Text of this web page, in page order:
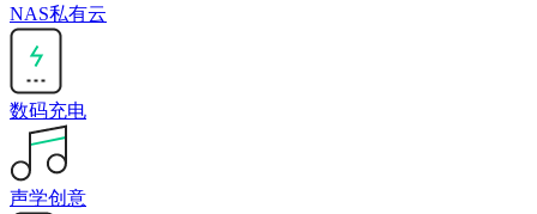
NAS私有云
数码充电
声学创意